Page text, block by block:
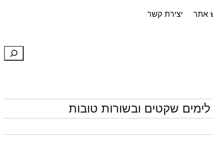
אתר יצירת קשר
חיפוש
שקטים ובשורות טובות